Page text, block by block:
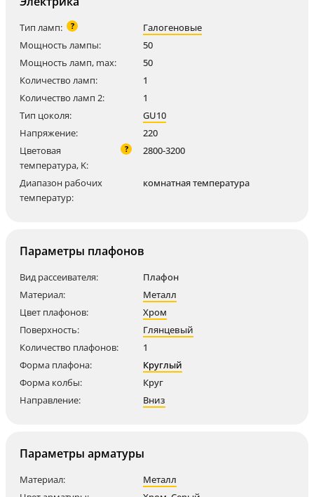
Тип ламп: ?
Галогеновые
Мощность лампы:
50
Мощность ламп, max:
50
Количество ламп:
1
Количество ламп 2:
1
Тип цоколя:
GU10
Напряжение:
220
Цветовая
температура, K:
? 2800-3200
Диапазон рабочих
температур:
комнатная температура
Параметры плафонов
Вид рассеивателя:
Плафон
Материал:
Металл
Цвет плафонов:
Хром
Поверхность:
Глянцевый
Количество плафонов:
1
Форма плафона:
Круглый
Форма колбы:
Круг
Направление:
Вниз
Параметры арматуры
Материал:
Металл